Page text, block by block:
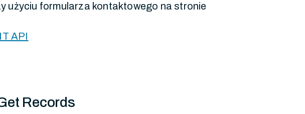
użyciu formularza kontaktowego na stronie
API
Records